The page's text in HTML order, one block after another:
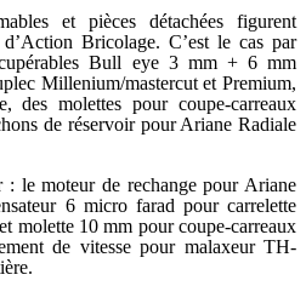
et pièces détachées figurent
Bricolage. C’est le cas par
Bull eye 3 mm + 6 mm
Millenium/mastercut et Premium,
des molettes pour coupe-carreaux
de réservoir pour Ariane Radiale
: le moteur de rechange pour Ariane
6 micro farad pour carrelette
molette 10 mm pour coupe-carreaux
de vitesse pour malaxeur TH-